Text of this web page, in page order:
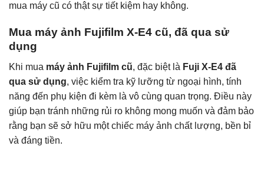
mua máy cũ có thật sự tiết kiệm hay không.
Mua máy ảnh Fujifilm X-E4 cũ, đã qua sử
dụng
Khi mua máy ảnh Fujifilm cũ, đặc biệt là Fuji X-E4 đã
qua sử dụng, việc kiểm tra kỹ lưỡng từ ngoại hình, tính
năng đến phụ kiện đi kèm là vô cùng quan trọng. Điều này
giúp bạn tránh những rủi ro không mong muốn và đảm bảo
rằng bạn sẽ sở hữu một chiếc máy ảnh chất lượng, bền bỉ
và đáng tiền.